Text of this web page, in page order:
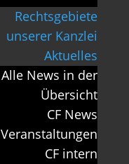
Rechtsgebiete
unserer Kanzlei
Aktuelles
Alle News in der
Übersicht
CF News
Veranstaltungen
CF intern